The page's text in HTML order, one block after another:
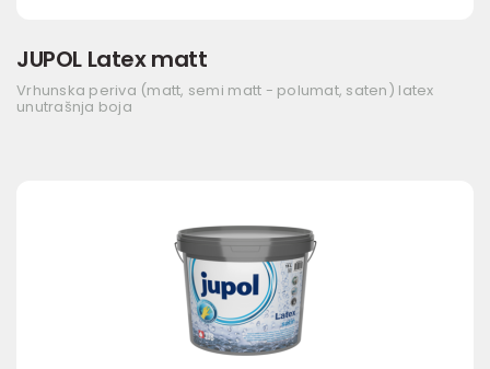
JUPOL Latex matt
Vrhunska periva (matt, semi matt - polumat, saten) latex
unutrašnja boja